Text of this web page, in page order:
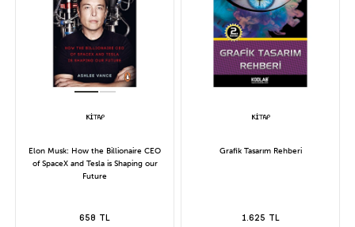
Elon Musk: How the Billionaire CEO
of SpaceX and Tesla is Shaping our
Future
658 TL
Grafik Tasarım Rehberi
1.625 TL